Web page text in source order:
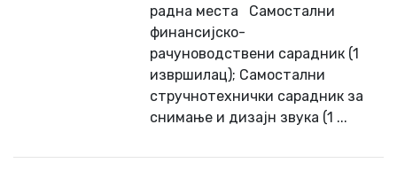
радна места Самостални
финансијско-
рачуноводствени сарадник (1
извршилац); Самостални
стручнотехнички сарадник за
снимање и дизајн звука (1 ...